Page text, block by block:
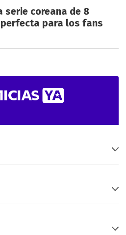
serie coreana de 8
para los fans